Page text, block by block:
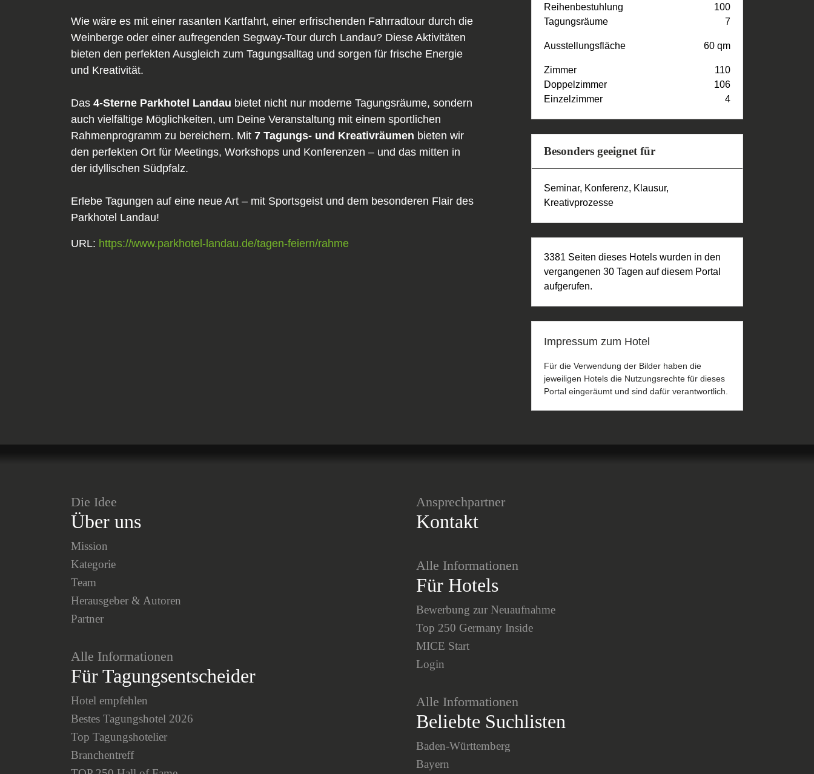
Wie wäre es mit einer rasanten Kartfahrt, einer erfrischenden Fahrradtour durch die
Weinberge oder einer aufregenden Segway-Tour durch Landau? Diese Aktivitäten
bieten den perfekten Ausgleich zum Tagungsalltag und sorgen für frische Energie
und Kreativität.
Das 4-Sterne Parkhotel Landau bietet nicht nur moderne Tagungsräume, sondern
auch vielfältige Möglichkeiten, um Deine Veranstaltung mit einem sportlichen
Rahmenprogramm zu bereichern. Mit 7 Tagungs- und Kreativräumen bieten wir
den perfekten Ort für Meetings, Workshops und Konferenzen – und das mitten in
der idyllischen Südpfalz.
Erlebe Tagungen auf eine neue Art – mit Sportsgeist und dem besonderen Flair des
Parkhotel Landau!
URL: https://www.parkhotel-landau.de/tagen-feiern/rahme
Reihenbestuhlung
100
Tagungsräume
7
Ausstellungsfläche 60 qm
Zimmer
110
Doppelzimmer
106
Einzelzimmer
4
Besonders geeignet für
Seminar, Konferenz, Klausur,
Kreativprozesse
3381 Seiten dieses Hotels wurden in den
vergangenen 30 Tagen auf diesem Portal
aufgerufen.
Impressum zum Hotel
Für die Verwendung der Bilder haben die
jeweiligen Hotels die Nutzungsrechte für dieses
Portal eingeräumt und sind dafür verantwortlich.
Die Idee
Über uns
Mission
Kategorie
Team
Herausgeber & Autoren
Partner
Alle Informationen
Für Tagungsentscheider
Hotel empfehlen
Bestes Tagungshotel 2026
Top Tagungshotelier
Branchentreff
Ansprechpartner
Kontakt
Alle Informationen
Für Hotels
Bewerbung zur Neuaufnahme
Top 250 Germany Inside
MICE Start
Login
Alle Informationen
Beliebte Suchlisten
Baden-Württemberg
Bayern